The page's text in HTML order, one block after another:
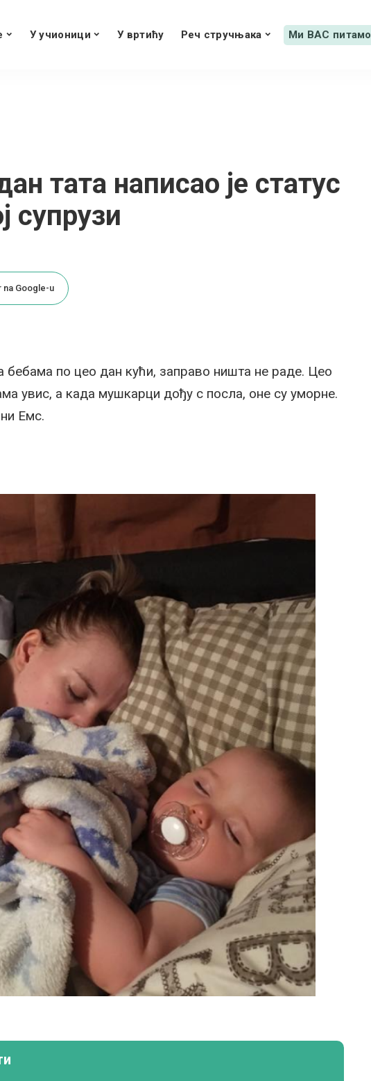
У учионици У вртићу Реч стручњака Ми ВАС питамо
тата написао је статус
супрузи
na Google-u
бебама по цео дан кући, заправо ништа не раде. Цео
увис, а када мушкарци дођу с посла, оне су уморне.
Емс.